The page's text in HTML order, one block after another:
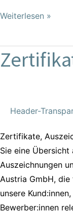
Weiterlesen »
Header-
Zertifikate,
Sie eine
Auszeichnungen
Austria GmbH,
unsere
Bewerber:innen
Zertifikate